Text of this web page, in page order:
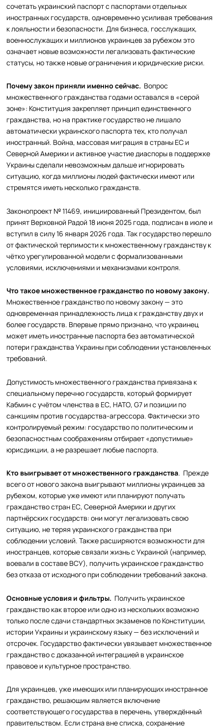
сочетать украинский паспорт с паспортами отдельных
иностранных государств, одновременно усиливая требования
к лояльности и безопасности. Для бизнеса, госслужащих,
военнослужащих и миллионов украинцев за рубежом это
означает новые возможности легализовать фактические
статусы, но также новые ограничения и юридические риски.
Почему закон приняли именно сейчас. Вопрос
множественного гражданства годами оставался в «серой
зоне»: Конституция закрепляет принцип единственного
гражданства, но на практике государство не лишало
автоматически украинского паспорта тех, кто получал
иностранный. Война, массовая миграция в страны ЕС и
Северной Америки и активное участие диаспоры в поддержке
Украины сделали невозможным дальше игнорировать
ситуацию, когда миллионы людей фактически имеют или
стремятся иметь несколько гражданств.
Законопроект № 11469, инициированный Президентом, был
принят Верховной Радой 18 июня 2025 года, подписан в июле и
вступил в силу 16 января 2026 года. Так государство перешло
от фактической терпимости к множественному гражданству к
чётко урегулированной модели с формализованными
условиями, исключениями и механизмами контроля.
Что такое множественное гражданство по новому закону.
Множественное гражданство по новому закону — это
одновременная принадлежность лица к гражданству двух и
более государств. Впервые прямо признано, что украинец
может иметь иностранные паспорта без автоматической
потери гражданства Украины при соблюдении установленных
требований.
Допустимость множественного гражданства привязана к
специальному перечню государств, который формирует
Кабмин с учётом членства в ЕС, НАТО, G7 и позиции по
санкциям против государства-агрессора. Фактически это
контролируемый режим: государство по политическим и
безопасностным соображениям отбирает «допустимые»
юрисдикции, а не разрешает любые паспорта.
Кто выигрывает от множественного гражданства. Прежде
всего от нового закона выигрывают миллионы украинцев за
рубежом, которые уже имеют или планируют получать
гражданство стран ЕС, Северной Америки и других
партнёрских государств: они могут легализовать свою
ситуацию, не теряя украинского гражданства при
соблюдении условий. Также расширяются возможности для
иностранцев, которые связали жизнь с Украиной (например,
воевали в составе ВСУ), получить украинское гражданство
без отказа от исходного при соблюдении требований закона.
Основные условия и фильтры. Получить украинское
гражданство как второе или одно из нескольких возможно
только после сдачи стандартных экзаменов по Конституции,
истории Украины и украинскому языку — без исключений и
отсрочек. Государство фактически увязывает множественное
гражданство с доказанной интеграцией в украинское
правовое и культурное пространство.
Для украинцев, уже имеющих или планирующих иностранное
гражданство, решающим является включение
соответствующего государства в перечень, утверждённый
правительством. Если страна вне списка, сохранение